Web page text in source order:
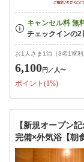
お1人さま1泊（3名1室
6,100円 ／人〜
ポイント(1%)
【新規オープン
完備×外気浴【朝